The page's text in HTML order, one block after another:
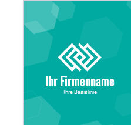
Ihr Firmenname
Ihre Basislinie